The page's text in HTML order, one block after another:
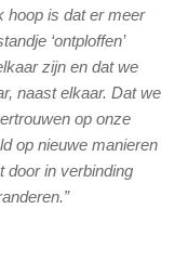
hoop is dat er meer
‘ontploffen’
zijn en dat we
naast elkaar. Dat we
op onze
op nieuwe manieren
door in verbinding